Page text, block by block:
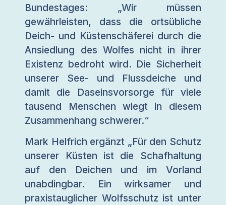
Bundestages: „Wir müssen
gewährleisten, dass die ortsübliche
Deich- und Küstenschäferei durch die
Ansiedlung des Wolfes nicht in ihrer
Existenz bedroht wird. Die Sicherheit
unserer See- und Flussdeiche und
damit die Daseinsvorsorge für viele
tausend Menschen wiegt in diesem
Zusammenhang schwerer.“
Mark Helfrich ergänzt „Für den Schutz
unserer Küsten ist die Schafhaltung
auf den Deichen und im Vorland
unabdingbar. Ein wirksamer und
praxistauglicher Wolfsschutz ist unter